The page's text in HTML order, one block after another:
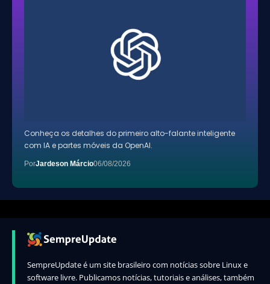
Conheça os detalhes do primeiro alto-falante inteligente
com IA e partes móveis da OpenAI.
PorJardeson Márcio06/08/2026
SempreUpdate é um site brasileiro com notícias sobre Linux e
software livre. Publicamos notícias, tutoriais e análises, também